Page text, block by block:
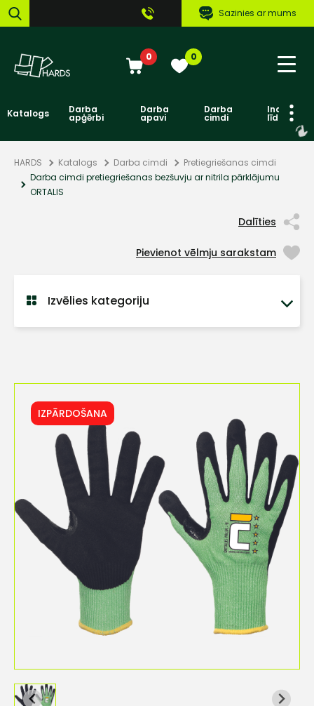
Sazinies ar mums
0 0
Katalogs Darba
apģērbi
Darba
apavi
Darba
cimdi līdzekļi
HARDS Katalogs Darba cimdi
Pretiegriešanas cimdi
Darba cimdi pretiegriešanas bezšuvju ar nitrila pārklājumu
ORTALIS
Dalīties
Pievienot vēlmju sarakstam
Izvēlies kategoriju
IZPĀRDOŠANA